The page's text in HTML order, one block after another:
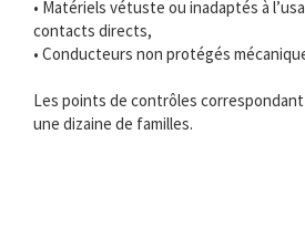
• Matériels vétuste ou inadaptés à
contacts directs,
• Conducteurs non protégés
Les points de contrôles
une dizaine de familles.